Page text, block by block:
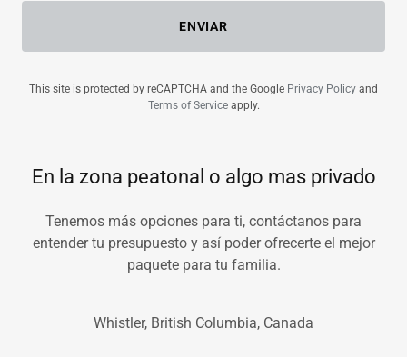
ENVIAR
This site is protected by reCAPTCHA and the Google Privacy Policy and
Terms of Serviceapply.
En la zona peatonal o algo mas privado
Tenemos más opciones para ti, contáctanos para
entender tu presupuesto y así poder ofrecerte el mejor
paquete para tu familia.
Whistler, British Columbia, Canada